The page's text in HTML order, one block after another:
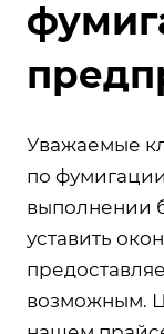
Уважаемые
по
выполнении
уставить
возможным.